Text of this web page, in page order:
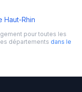
Haut-Rhin
pour toutes les
départements dans le